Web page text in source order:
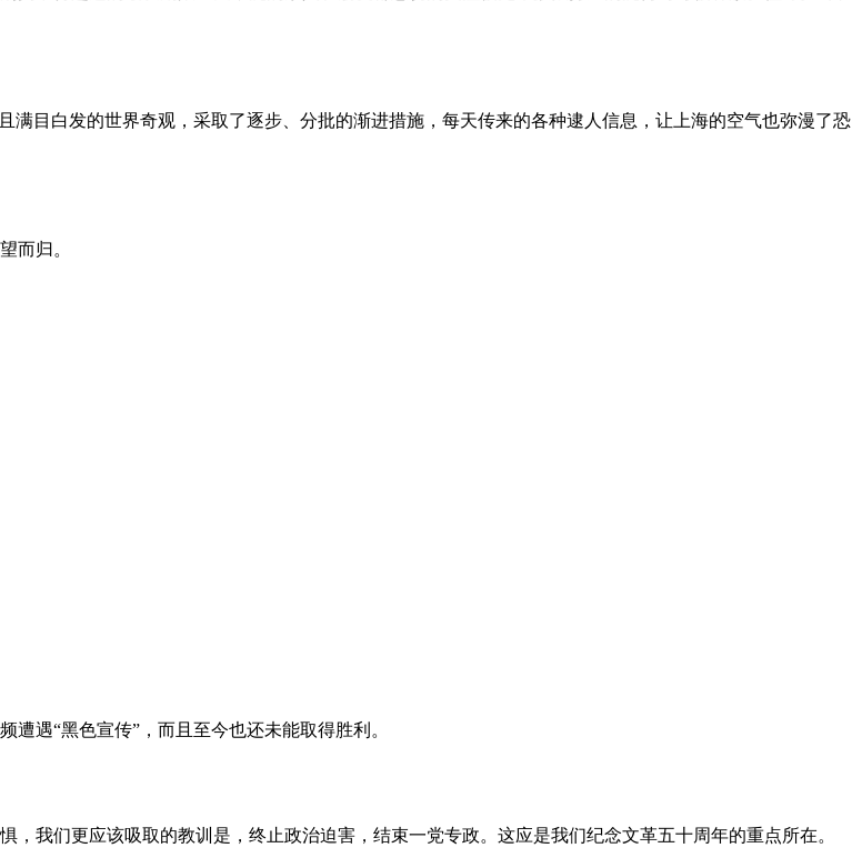
目白发的世界奇观，采取了逐步、分批的渐进措施，每天传来的各种逮人信息，让上海的空气也弥漫了恐
而归。
遇“黑色宣传”，而且至今也还未能取得胜利。
我们更应该吸取的教训是，终止政治迫害，结束一党专政。这应是我们纪念文革五十周年的重点所在。